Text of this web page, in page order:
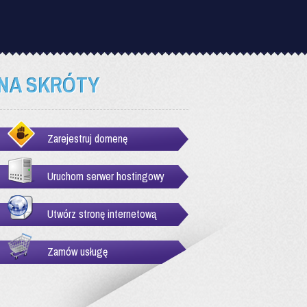
SKRÓTY
Zarejestruj domenę
Uruchom serwer hostingowy
Utwórz stronę internetową
Zamów usługę